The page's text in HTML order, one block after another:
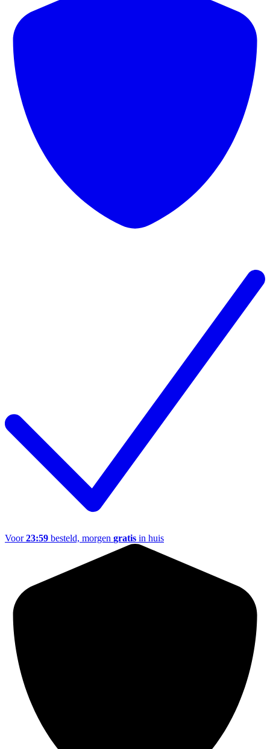
Voor23:59 besteld, morgen gratis in huis